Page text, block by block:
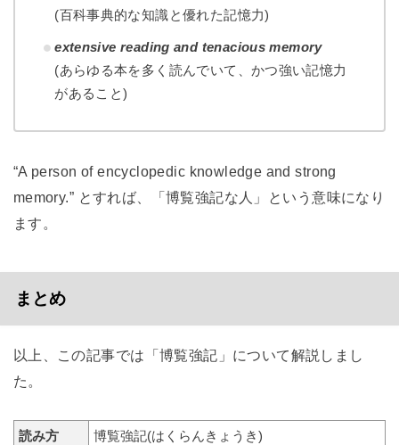
(百科事典的な知識と優れた記憶力)
extensive reading and tenacious memory
(あらゆる本を多く読んでいて、かつ強い記憶力
があること)
“A person of encyclopedic knowledge and strong
memory.” とすれば、「博覧強記な人」という意味になり
ます。
まとめ
以上、この記事では「博覧強記」について解説しまし
た。
読み方 博覧強記(はくらんきょうき)